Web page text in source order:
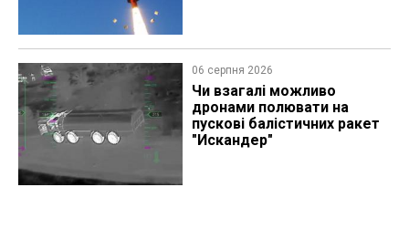
06 серпня 2026
Чи взагалі можливо
дронами полювати на
пускові балістичних ракет
"Искандер"